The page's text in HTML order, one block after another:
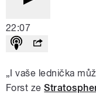
22:07
„I vaše lednička
Forst ze